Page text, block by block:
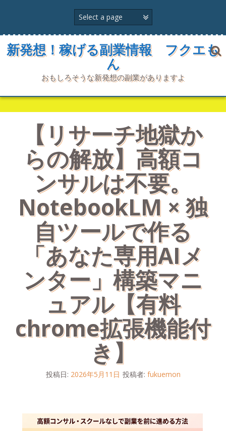
ン
プ
新発想！稼げる副業情報 フクエも
ん
おもしろそうな新発想の副業がありますよ
【リサーチ地獄か
らの解放】高額コ
ンサルは不要。
NotebookLM × 独
自ツールで作る
「あなた専用AIメ
ンター」構築マニ
ュアル【有料
chrome拡張機能付
き】
投稿日: 2026年5月11日 投稿者: fukuemon